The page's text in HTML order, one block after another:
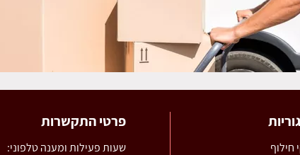
חילוף
פרטי התקשרות
שעות פעילות ומענה טלפוני: